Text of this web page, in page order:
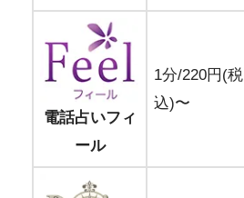
電話占いフィ
ール
1分/220円(税
込)〜